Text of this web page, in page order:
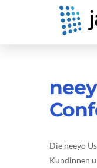
Die neeyo
Kundinnen